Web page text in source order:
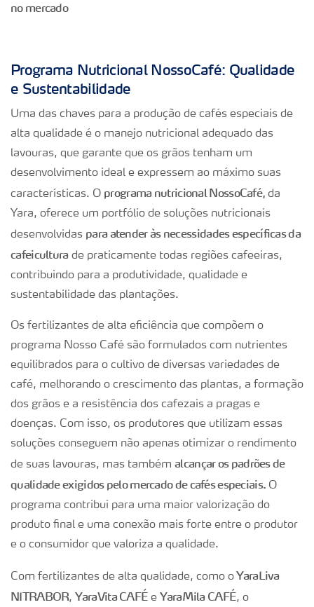
no mercado​
Programa Nutricional NossoCafé: Qualidade
e Sustentabilidade
Uma das chaves para a produção de cafés especiais de
alta qualidade é o manejo nutricional adequado das
lavouras, que garante que os grãos tenham um
desenvolvimento ideal e expressem ao máximo suas
características. O programa nutricional NossoCafé, da
Yara, oferece um portfólio de soluções nutricionais
desenvolvidas para atender às necessidades específicas da
cafeicultura de praticamente todas regiões cafeeiras,
contribuindo para a produtividade, qualidade e
sustentabilidade das plantações.
Os fertilizantes de alta eficiência que compõem o
programa Nosso Café são formulados com nutrientes
equilibrados para o cultivo de diversas variedades de
café, melhorando o crescimento das plantas, a formação
dos grãos e a resistência dos cafezais a pragas e
doenças. Com isso, os produtores que utilizam essas
soluções conseguem não apenas otimizar o rendimento
de suas lavouras, mas também alcançar os padrões de
qualidade exigidos pelo mercado de cafés especiais. O
programa contribui para uma maior valorização do
produto final e uma conexão mais forte entre o produtor
e o consumidor que valoriza a qualidade.
Com fertilizantes de alta qualidade, como oYaraLiva
NITRABOR, YaraVita CAFÉ e YaraMila CAFÉ, o